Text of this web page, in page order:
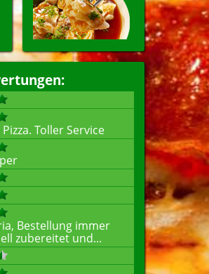
Toller Service
Bestellung immer
zubereitet und...